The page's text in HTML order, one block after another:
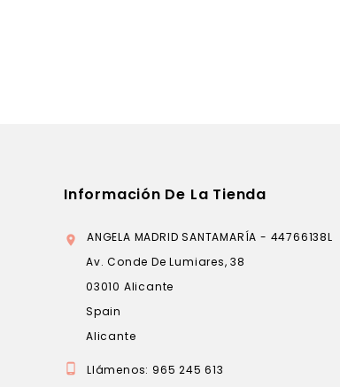
Información De La Tienda

ANGELA MADRID SANTAMARÍA - 44766138L
Av. Conde De Lumiares, 38
03010 Alicante
Spain
Alicante
 Llámenos: 965 245 613